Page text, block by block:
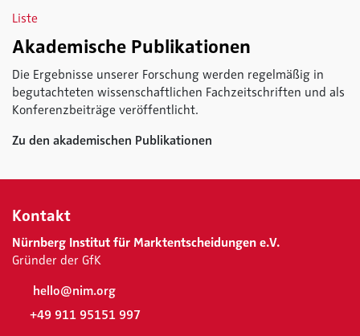
Liste
Akademische Publikationen
Die Ergebnisse unserer Forschung werden regelmäßig in
begutachteten wissenschaftlichen Fachzeitschriften und als
Konferenzbeiträge veröffentlicht.
Zu den akademischen Publikationen
Kontakt
Nürnberg Institut für Marktentscheidungen e.V.
Gründer der GfK
hello@nim.org
+49 911 95151 997